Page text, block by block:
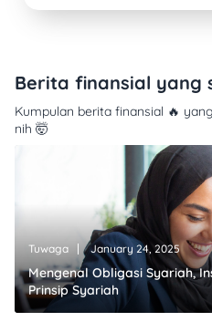
Berita finansial yang
Kumpulan berita finansial 🔥
nih 🤯
Tuwaga January 24, 2025
Mengenal Obligasi Syariah,
Prinsip Syariah